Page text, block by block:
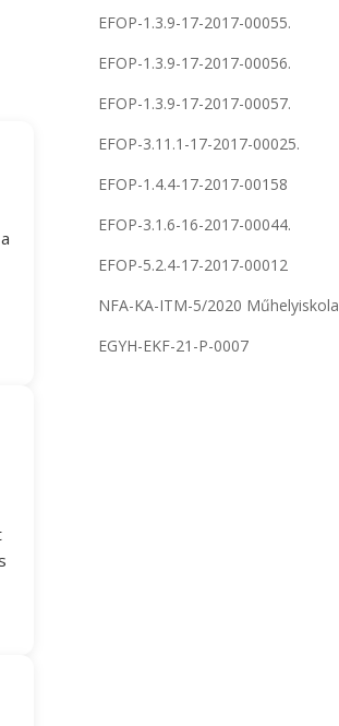
EFOP-1.3.9-17-2017-00055.
EFOP-1.3.9-17-2017-00056.
EFOP-1.3.9-17-2017-00057.
EFOP-3.11.1-17-2017-00025.
EFOP-1.4.4-17-2017-00158
EFOP-3.1.6-16-2017-00044.
EFOP-5.2.4-17-2017-00012
NFA-KA-ITM-5/2020 Műhelyiskola
EGYH-EKF-21-P-0007